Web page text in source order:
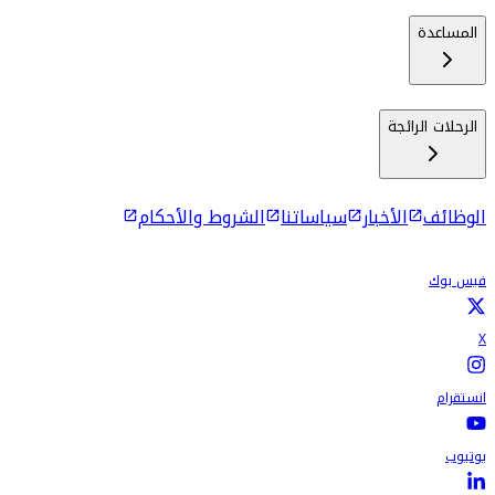
المساعدة
الرحلات الرائجة
الوظائف الأخبار سياساتنا الشروط والأحكام
فيس بوك
X
انستقرام
يوتيوب